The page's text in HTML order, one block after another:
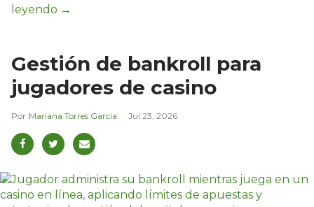
Gestión de bankroll para
jugadores de casino
Mariana Torres García Jul 23, 2026